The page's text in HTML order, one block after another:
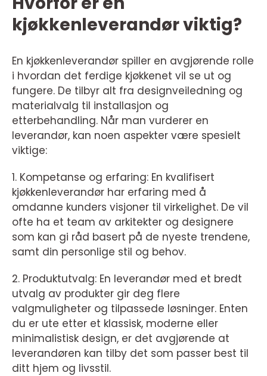
kjøkkenleverandør viktig?
En kjøkkenleverandør spiller en avgjørende rolle
i hvordan det ferdige kjøkkenet vil se ut og
fungere. De tilbyr alt fra designveiledning og
materialvalg til installasjon og
etterbehandling. Når man vurderer en
leverandør, kan noen aspekter være spesielt
viktige:
1. Kompetanse og erfaring: En kvalifisert
kjøkkenleverandør har erfaring med å
omdanne kunders visjoner til virkelighet. De vil
ofte ha et team av arkitekter og designere
som kan gi råd basert på de nyeste trendene,
samt din personlige stil og behov.
2. Produktutvalg: En leverandør med et bredt
utvalg av produkter gir deg flere
valgmuligheter og tilpassede løsninger. Enten
du er ute etter et klassisk, moderne eller
minimalistisk design, er det avgjørende at
leverandøren kan tilby det som passer best til
ditt hjem og livsstil.